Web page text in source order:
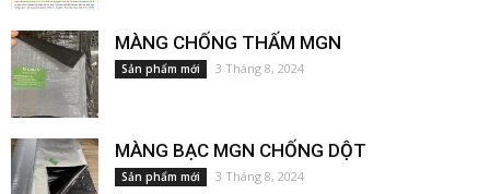
MÀNG CHỐNG THẤM MGN
Sản phẩm mới 3 Tháng 8, 2024
MÀNG BẠC MGN CHỐNG DỘT
Sản phẩm mới 3 Tháng 8, 2024